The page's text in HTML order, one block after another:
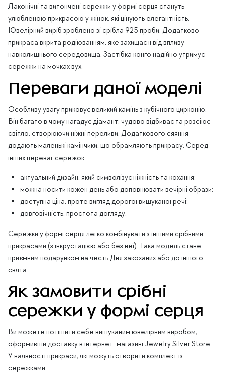
Лаконічні та витончені сережки у формі серця стануть
улюбленою прикрасою у жінок, які цінують елегантність.
Ювелірний виріб зроблено зі срібла 925 проби. Додатково
прикраса вкрита родіюванням, яке захищає її від впливу
навколишнього середовища. Застібка конго надійно утримує
сережки на мочках вух.
Переваги даної моделі
Особливу увагу приковує великий камінь з кубічного цирконію.
Він багато в чому нагадує діамант: чудово відбиває та розсіює
світло, створюючи ніжні переливи. Додаткового сяяння
додають маленькі камінчики, що обрамляють прикрасу. Серед
інших переваг сережок:
актуальний дизайн, який символізує ніжність та кохання;
можна носити кожен день або доповнювати вечірні образи;
доступна ціна, проте вигляд дорогої вишуканої речі;
довговічність, простота догляду.
Сережки у формі серця легко комбінувати з іншими срібними
прикрасами (з інкрустацією або без неї). Така модель стане
приємним подарунком на честь Дня закоханих або до іншого
свята.
Як замовити срібні
сережки у формі серця
Ви можете потішити себе вишуканим ювелірним виробом,
оформивши доставку в інтернет-магазині Jewelry Silver Store.
У наявності прикраси, які можуть створити комплект із
сережками.